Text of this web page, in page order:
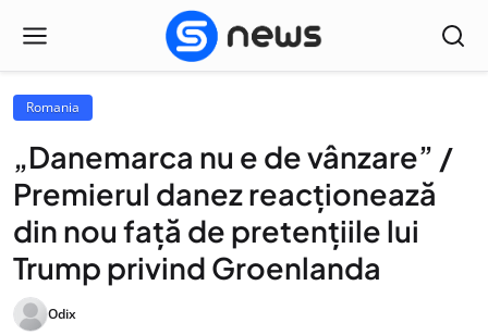
Romania
„Danemarca nu e de vânzare” /
Premierul danez reacționează
din nou față de pretențiile lui
Trump privind Groenlanda
Odix